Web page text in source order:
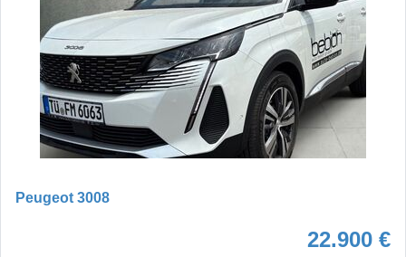
Peugeot 3008
22.900 €